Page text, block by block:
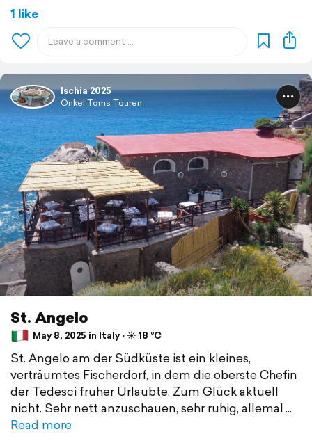
1 like
Ischia 2025
Onkel Toms Touren
St. Angelo
May 8, 2025 in Italy ⋅ ☀️ 18 °C
St. Angelo am der Südküste ist ein kleines,
verträumtes Fischerdorf, in dem die oberste Chefin
der Tedesci früher Urlaubte. Zum Glück aktuell
nicht. Sehr nett anzuschauen, sehr ruhig, allemal
Read more